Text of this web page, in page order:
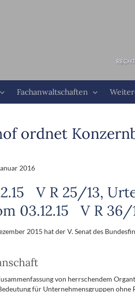
Fachanwaltschaften
ordnet
2016
V R 25/13,
03.12.15 V R 36/
2015 hat der V. Senat des
von herrschendem
für Unternehmensgruppen